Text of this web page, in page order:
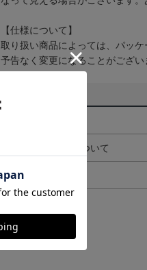
【仕様について】
取り扱い商品によっては、パッ
予告なく変更になることがござい
ギフト対応について
ヘルプページ